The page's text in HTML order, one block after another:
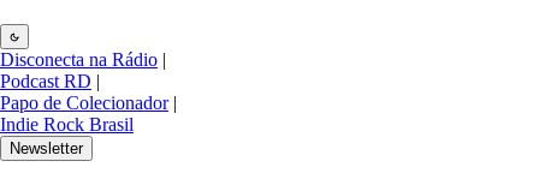
Disconecta na Rádio |
Podcast RD |
Papo de Colecionador |
Indie Rock Brasil
Newsletter